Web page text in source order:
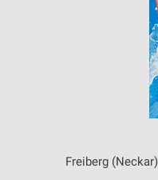
Freiberg (Neckar)